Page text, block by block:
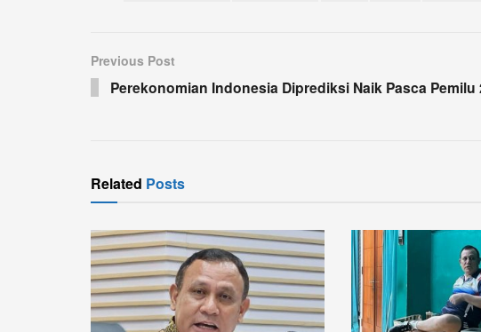
Previous Post
Perekonomian Indonesia Diprediksi Naik Pasca Pemilu
Related Posts